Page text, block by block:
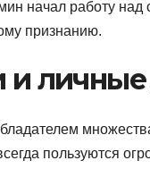
начал работу
признанию.
и
пользуются